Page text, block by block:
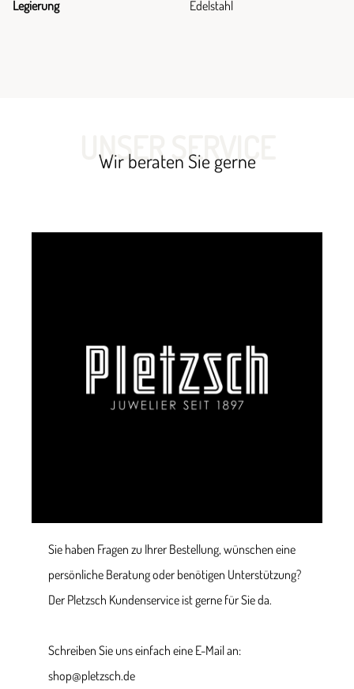
Legierung Edelstahl
UNSER SERVICE
Wir beraten Sie gerne
Sie haben Fragen zu Ihrer Bestellung, wünschen eine
persönliche Beratung oder benötigen Unterstützung?
Der Pletzsch Kundenservice ist gerne für Sie da.
Schreiben Sie uns einfach eine E-Mail an:
shop@pletzsch.de